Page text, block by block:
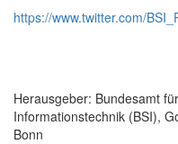
https://www.twitter.com/
Herausgeber: Bundesamt
Informationstechnik (BSI),
Bonn